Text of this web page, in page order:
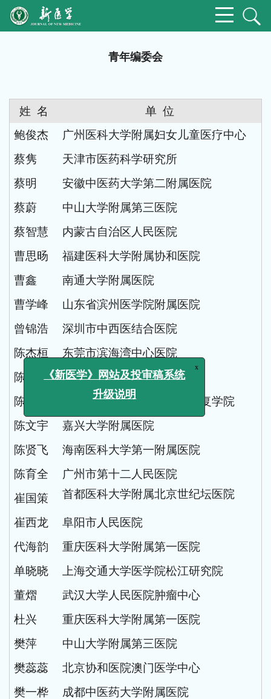
青年编委会
姓 名 单 位
鲍俊杰
广州医科大学附属妇女儿童医疗中心
蔡隽
天津市医药科学研究所
蔡明
安徽中医药大学第二附属医院
蔡蔚
中山大学附属第三医院
蔡智慧
内蒙古自治区人民医院
曹思旸
福建医科大学附属协和医院
曹鑫
南通大学附属医院
曹学峰
山东省滨州医学院附属医院
曾锦浩
深圳市中西医结合医院
陈杰桓
东莞市滨海湾中心医院
陈金凤
郑州大学第一附属医院
陈菁
湘南学院医学影像检验与康复学院
陈文宇
嘉兴大学附属医院
陈贤飞
海南医科大学第一附属医院
陈育全
广州市第十二人民医院
崔国策
首都医科大学附属北京世纪坛医院
崔西龙
阜阳市人民医院
代海韵
重庆医科大学附属第一医院
单晓晓
上海交通大学医学院松江研究院
董熠
武汉大学人民医院肿瘤中心
杜兴
重庆医科大学附属第一医院
樊萍
中山大学附属第三医院
樊蕊蕊
北京协和医院澳门医学中心
樊一桦
成都中医药大学附属医院
《新医学》网站及投审稿系统
升级说明